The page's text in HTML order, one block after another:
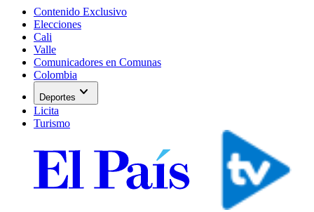
Contenido Exclusivo
Elecciones
Cali
Valle
Comunicadores en Comunas
Colombia
Deportes expand_more
Licita
Turismo